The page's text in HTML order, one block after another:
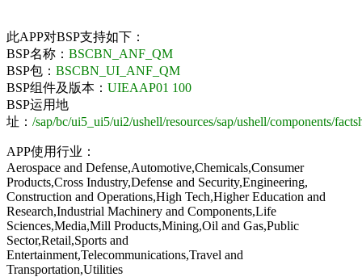
此APP对BSP支持如下：
BSP名称： BSCBN_ANF_QM
BSP包： BSCBN_UI_ANF_QM
BSP组件及版本： UIEAAP01 100
BSP运用地
址： /sap/bc/ui5_ui5/ui2/ushell/resources/sap/ushell/components/
APP使用行业：
Aerospace and Defense,Automotive,Chemicals,Consumer
Products,Cross Industry,Defense and Security,Engineering,
Construction and Operations,High Tech,Higher Education and
Research,Industrial Machinery and Components,Life
Sciences,Media,Mill Products,Mining,Oil and Gas,Public
Sector,Retail,Sports and
Entertainment,Telecommunications,Travel and
Transportation,Utilities